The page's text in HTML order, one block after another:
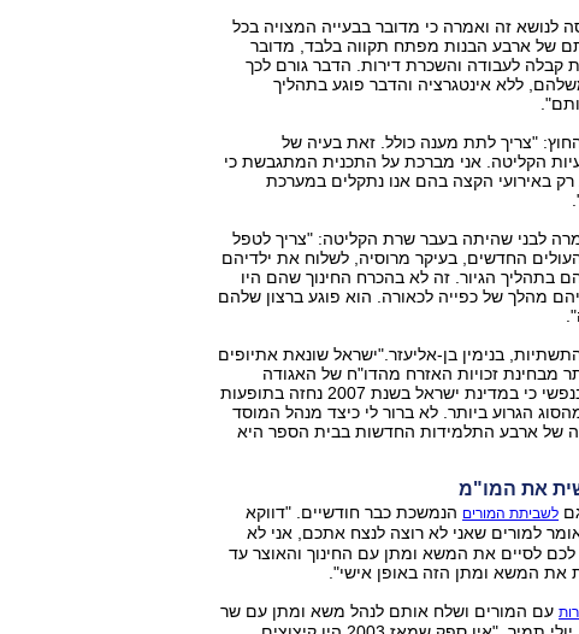
לנושא זה ואמרה כי מדובר בבעייה המצויה בכל
של ארבע הבנות מפתח תקווה בלבד, מדובר
קבלה לעבודה והשכרת דירות. הדבר גורם לכך
ללא אינטגרציה והדבר פוגע בתהליך
"צריך לתת מענה כולל. זאת בעיה של
הקליטה. אני מברכת על התכנית המתגבשת כי
באירועי הקצה בהם אנו נתקלים במערכת
לבני שהיתה בעבר שרת הקליטה: "צריך לטפל
החדשים, בעיקר מרוסיה, לשלוח את ילדיהם
בתהליך הגיור. זה לא בהכרח החינוך שהם היו
מהלך של כפייה לכאורה. הוא פוגע ברצון שלהם
בנימין בן-אליעזר."ישראל שונאת אתיופים
מבחינת זכויות האזרח מהדו"ח של האגודה
לזכויות האזרח. לא הייתי מעלה בנפשי כי במדינת ישראל בשנת 2007 נחזה בתופעות
הגרוע ביותר. לא ברור לי כיצד מנהל המוסד
של ארבע התלמידות החדשות בבית הספר היא
את המו"מ
לשביתת המורים הנמשכת כבר חודשיים. "דווקא
למורים שאני לא רוצה לנצח אתכם, אני לא
לסיים את המשא ומתן עם החינוך והאוצר עד
את המשא ומתן הזה באופן אישי".
עם המורים ושלח אותם לנהל משא ומתן עם שר